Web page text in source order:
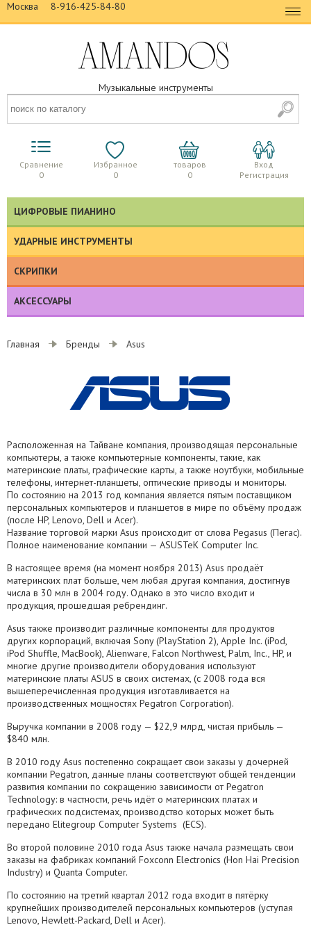
Москва 8-916-425-84-80
Музыкальные инструменты
Сравнение
0
Избранное
0
товаров
0
Вход
Регистрация
ЦИФРОВЫЕ ПИАНИНО
УДАРНЫЕ ИНСТРУМЕНТЫ
СКРИПКИ
АКСЕССУАРЫ
Главная Бренды Asus
Расположенная на Тайване компания, производящая персональные
компьютеры, а также компьютерные компоненты, такие, как
материнские платы, графические карты, а также ноутбуки, мобильные
телефоны, интернет-планшеты, оптические приводы и мониторы.
По состоянию на 2013 год компания является пятым поставщиком
персональных компьютеров и планшетов в мире по объёму продаж
(после HP, Lenovo, Dell и Acer).
Название торговой марки Asus происходит от слова Pegasus (Пегас).
Полное наименование компании — ASUSTeK Computer Inc.
В настоящее время (на момент ноября 2013) Asus продаёт
материнских плат больше, чем любая другая компания, достигнув
числа в 30 млн в 2004 году. Однако в это число входит и
продукция, прошедшая ребрендинг.
Asus также производит различные компоненты для продуктов
других корпораций, включая Sony (PlayStation 2), Apple Inc. (iPod,
iPod Shuffle, MacBook), Alienware, Falcon Northwest, Palm, Inc., HP, и
многие другие производители оборудования используют
материнские платы ASUS в своих системах, (c 2008 года вся
вышеперечисленная продукция изготавливается на
производственных мощностях Pegatron Corporation).
Выручка компании в 2008 году — $22,9 млрд, чистая прибыль —
$840 млн.
В 2010 году Asus постепенно сокращает свои заказы у дочерней
компании Pegatron, данные планы соответствуют общей тенденции
развития компании по сокращению зависимости от Pegatron
Technology: в частности, речь идёт о материнских платах и
графических подсистемах, производство которых может быть
передано Elitegroup Computer Systems (ECS).
Во второй половине 2010 года Asus также начала размещать свои
заказы на фабриках компаний Foxconn Electronics (Hon Hai Precision
Industry) и Quanta Computer.
По состоянию на третий квартал 2012 года входит в пятёрку
крупнейших производителей персональных компьютеров (уступая
Lenovo, Hewlett-Packard, Dell и Acer).